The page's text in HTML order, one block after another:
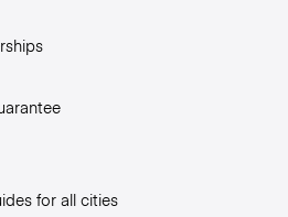
for all cities